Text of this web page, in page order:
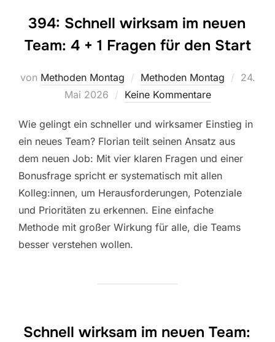
394: Schnell wirksam im neuen
Team: 4 + 1 Fragen für den Start
von Methoden Montag Methoden Montag
24.
Mai 2026
Keine Kommentare
Wie gelingt ein schneller und wirksamer Einstieg in
ein neues Team? Florian teilt seinen Ansatz aus
dem neuen Job: Mit vier klaren Fragen und einer
Bonusfrage spricht er systematisch mit allen
Kolleg:innen, um Herausforderungen, Potenziale
und Prioritäten zu erkennen. Eine einfache
Methode mit großer Wirkung für alle, die Teams
besser verstehen wollen.
Schnell wirksam im neuen Team: